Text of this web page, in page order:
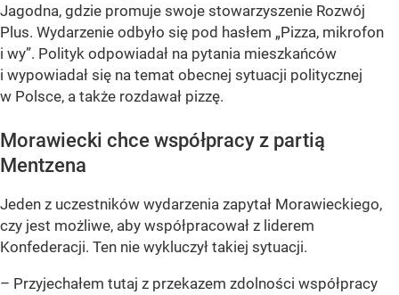
Jagodna, gdzie promuje swoje stowarzyszenie Rozwój
Plus. Wydarzenie odbyło się pod hasłem „Pizza, mikrofon
i wy”. Polityk odpowiadał na pytania mieszkańców
i wypowiadał się na temat obecnej sytuacji politycznej
w Polsce, a także rozdawał pizzę.
Morawiecki chce współpracy z partią
Mentzena
Jeden z uczestników wydarzenia zapytał Morawieckiego,
czy jest możliwe, aby współpracował z liderem
Konfederacji. Ten nie wykluczył takiej sytuacji.
– Przyjechałem tutaj z przekazem zdolności współpracy